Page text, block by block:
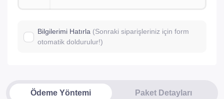
Bilgilerimi Hatırla (Sonraki siparişleriniz için form
otomatik doldurulur!)
Ödeme Yöntemi Paket Detayları